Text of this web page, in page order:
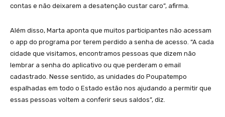
contas e não deixarem a desatenção custar caro”, afirma.
Além disso, Marta aponta que muitos participantes não acessam
o app do programa por terem perdido a senha de acesso. “A cada
cidade que visitamos, encontramos pessoas que dizem não
lembrar a senha do aplicativo ou que perderam o email
cadastrado. Nesse sentido, as unidades do Poupatempo
espalhadas em todo o Estado estão nos ajudando a permitir que
essas pessoas voltem a conferir seus saldos”, diz.